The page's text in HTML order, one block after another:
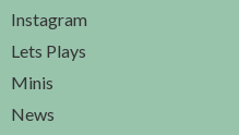
Instagram
Lets Plays
Minis
News